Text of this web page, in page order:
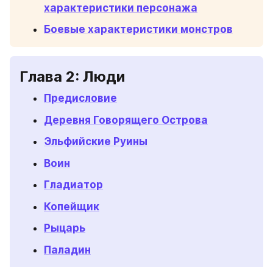
характеристики персонажа
Боевые характеристики монстров
Глава 2: Люди
Предисловие
Деревня Говорящего Острова
Эльфийские Руины
Воин
Гладиатор
Копейщик
Рыцарь
Паладин